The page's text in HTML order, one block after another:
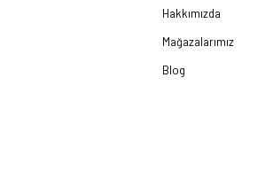
Hakkımızda
Mağazalarımız
Blog